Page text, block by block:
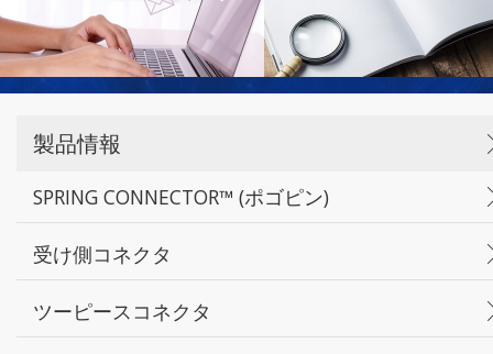
製品情報
SPRING CONNECTOR™ (ポゴピン)
受け側コネクタ
ツーピースコネクタ